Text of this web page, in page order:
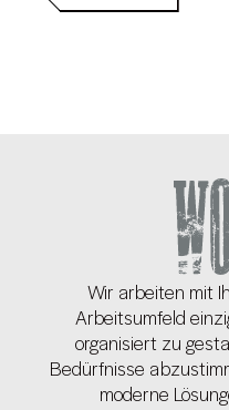
Wir arbeiten mit
Arbeitsumfeld
organisiert zu
Bedürfnisse
moderne